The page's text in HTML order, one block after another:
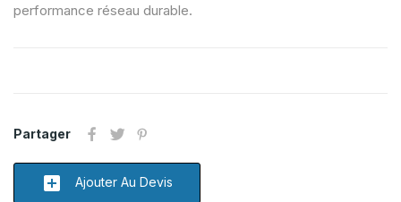
performance réseau durable.
Partager
add_box Ajouter Au Devis